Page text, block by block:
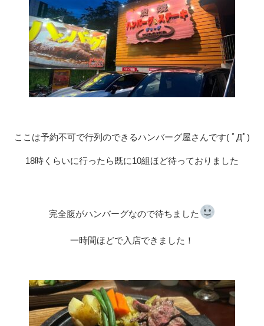
ここは予約不可で行列のできるハンバーグ屋さんです( ﾟДﾟ)
18時くらいに行ったら既に10組ほど待っておりました
完全腹がハンバーグなので待ちました
一時間ほどで入店できました！